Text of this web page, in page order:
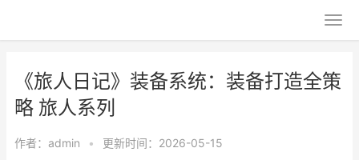
《旅人日记》装备系统：装备打造全策
略 旅人系列
作者： admin • 更新时间：2026-05-15